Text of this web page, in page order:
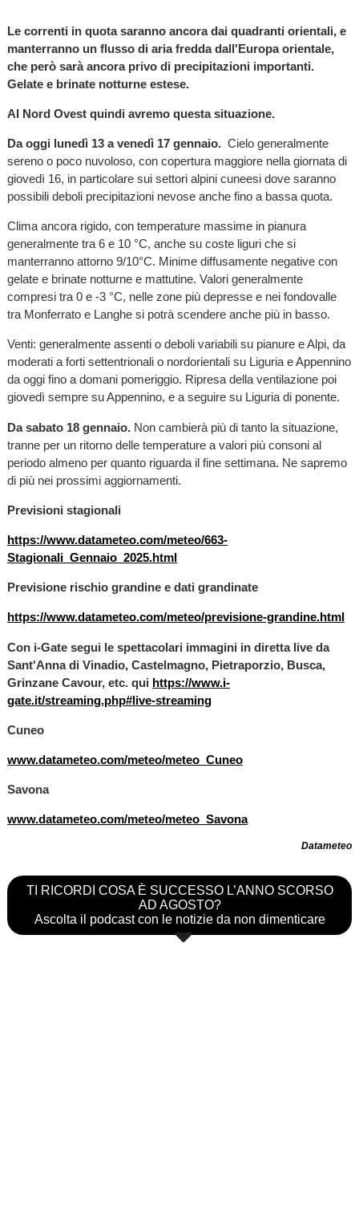
Le correnti in quota saranno ancora dai quadranti orientali, e
manterranno un flusso di aria fredda dall'Europa orientale,
che però sarà ancora privo di precipitazioni importanti.
Gelate e brinate notturne estese.
Al Nord Ovest quindi avremo questa situazione.
Da oggi lunedì 13 a venedì 17 gennaio. Cielo generalmente
sereno o poco nuvoloso, con copertura maggiore nella giornata di
giovedì 16, in particolare sui settori alpini cuneesi dove saranno
possibili deboli precipitazioni nevose anche fino a bassa quota.
Clima ancora rigido, con temperature massime in pianura
generalmente tra 6 e 10 °C, anche su coste liguri che si
manterranno attorno 9/10°C. Minime diffusamente negative con
gelate e brinate notturne e mattutine. Valori generalmente
compresi tra 0 e -3 °C, nelle zone più depresse e nei fondovalle
tra Monferrato e Langhe si potrà scendere anche più in basso.
Venti: generalmente assenti o deboli variabili su pianure e Alpi, da
moderati a forti settentrionali o nordorientali su Liguria e Appennino
da oggi fino a domani pomeriggio. Ripresa della ventilazione poi
giovedì sempre su Appennino, e a seguire su Liguria di ponente.
Da sabato 18 gennaio. Non cambierà più di tanto la situazione,
tranne per un ritorno delle temperature a valori più consoni al
periodo almeno per quanto riguarda il fine settimana. Ne sapremo
di più nei prossimi aggiornamenti.
Previsioni stagionali
https://www.datameteo.com/meteo/663-
Stagionali_Gennaio_2025.html
Previsione rischio grandine e dati grandinate
https://www.datameteo.com/meteo/previsione-grandine.html
Con i-Gate segui le spettacolari immagini in diretta live da
Sant'Anna di Vinadio, Castelmagno, Pietraporzio, Busca,
Grinzane Cavour, etc. qui https://www.i-
gate.it/streaming.php#live-streaming
Cuneo
www.datameteo.com/meteo/meteo_Cuneo
Savona
www.datameteo.com/meteo/meteo_Savona
Datameteo
TI RICORDI COSA È SUCCESSO L’ANNO SCORSO
AD AGOSTO?
Ascolta il podcast con le notizie da non dimenticare